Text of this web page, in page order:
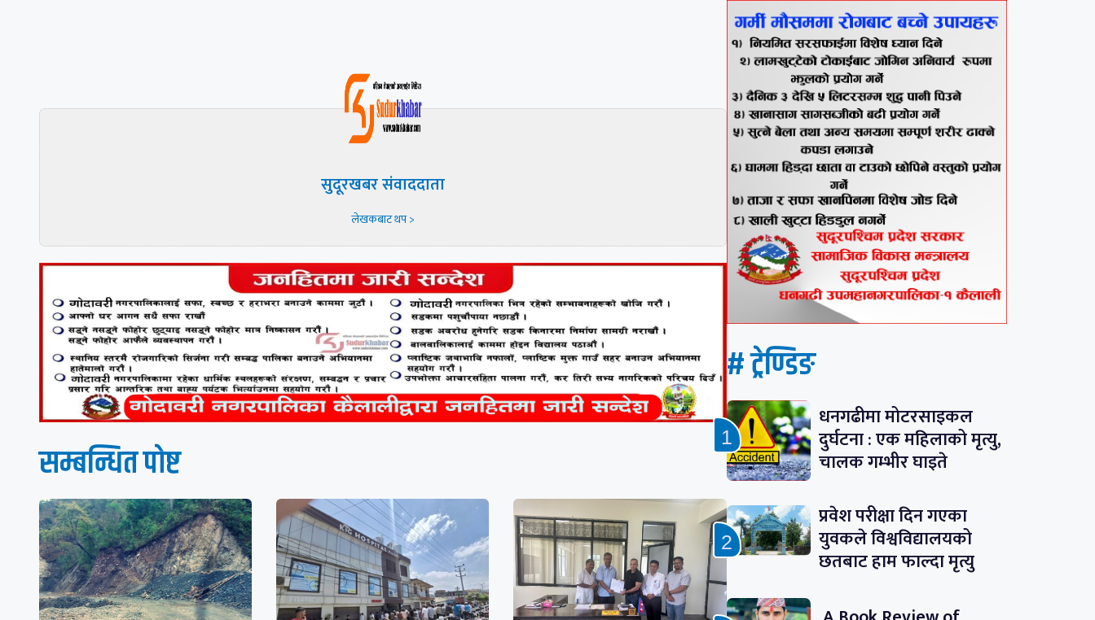
सुदूरखबर संवाददाता
लेखकबाट थप >
सम्बन्धित पाेष्ट
# ट्रेण्डिङ
धनगढीमा मोटरसाइकल
दुर्घटना : एक महिलाको मृत्यु,
चालक गम्भीर घाइते
प्रवेश परीक्षा दिन गएका
युवकले विश्वविद्यालयको
छतबाट हाम फाल्दा मृत्यु